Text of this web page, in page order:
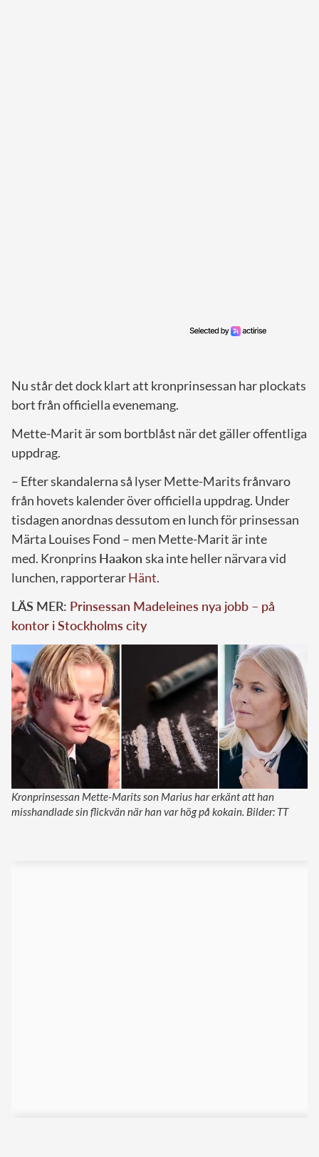
Nu står det dock klart att kronprinsessan har plockats
bort från officiella evenemang.
Mette-Marit är som bortblåst när det gäller offentliga
uppdrag.
– Efter skandalerna så lyser Mette-Marits frånvaro
från hovets kalender över officiella uppdrag. Under
tisdagen anordnas dessutom en lunch förprinsessan
Märta Louises Fond – men Mette-Marit är inte
med. Kronprins Haakon ska inte heller närvara vid
lunchen, rapporterarHänt.
LÄS MER: Prinsessan Madeleines nya jobb – på
kontor i Stockholms city
Kronprinsessan Mette-Marits son Marius har erkänt att han
misshandlade sin flickvän när han var hög på kokain. Bilder: TT